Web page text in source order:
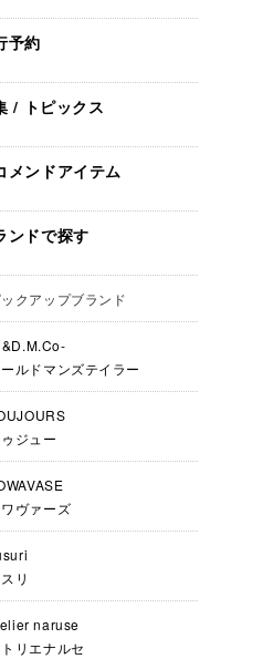
予約
/ トピックス
メンドアイテム
ンドで探す
ックアップブランド
&D.M.Co-
ルドマンズテイラー
ゥジュー
ワヴァーズ
リ
naruse
リエナルセ